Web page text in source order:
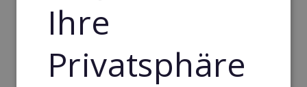
Handwerk Franchise in France - Pays-de-la-Loire
Dienstleistungsfranchise in France - Pays-de-la-Loire
Telekommunikation Franchise in France - Pays-de-la-
Ihre
Privatsphäre